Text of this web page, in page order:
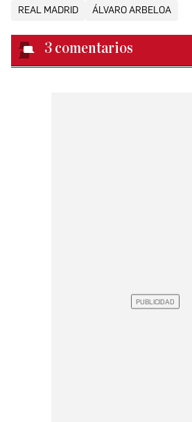
REAL MADRID
ÁLVARO ARBELOA
3 comentarios